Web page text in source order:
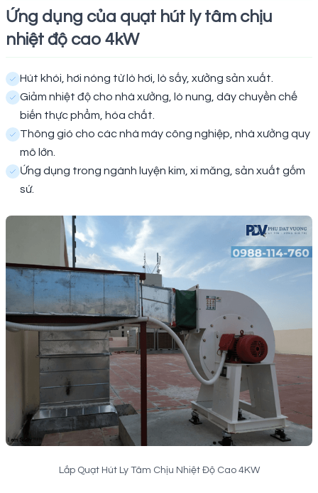
Ứng dụng của quạt hút ly tâm chịu
nhiệt độ cao 4kW
Hút khói, hơi nóng từ lò hơi, lò sấy, xưởng sản xuất.
Giảm nhiệt độ cho nhà xưởng, lò nung, dây chuyền chế
biến thực phẩm, hóa chất.
Thông gió cho các nhà máy công nghiệp, nhà xưởng quy
mô lớn.
Ứng dụng trong ngành luyện kim, xi măng, sản xuất gốm
sứ.
Lắp Quạt Hút Ly Tâm Chịu Nhiệt Độ Cao 4KW